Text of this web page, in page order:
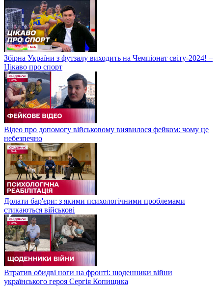
Збірна України з футзалу виходить на Чемпіонат світу-2024! –
Цікаво про спорт
Відео про допомогу військовому виявилося фейком: чому це
небезпечно
Долати бар'єри: з якими психологічними проблемами
стикаються військові
Втратив обидві ноги на фронті: щоденники війни
українського героя Сергія Копищика